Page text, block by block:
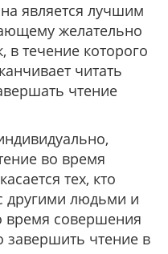
является лучшим
желательно
в течение которого
читать
чтение
во время
тех, кто
другими людьми и
время совершения
завершить чтение в